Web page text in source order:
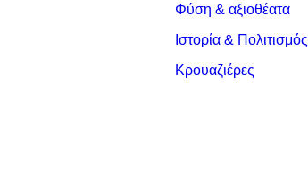
Φύση & αξιοθέατα
Ιστορία & Πολιτισμός
Κρουαζιέρες